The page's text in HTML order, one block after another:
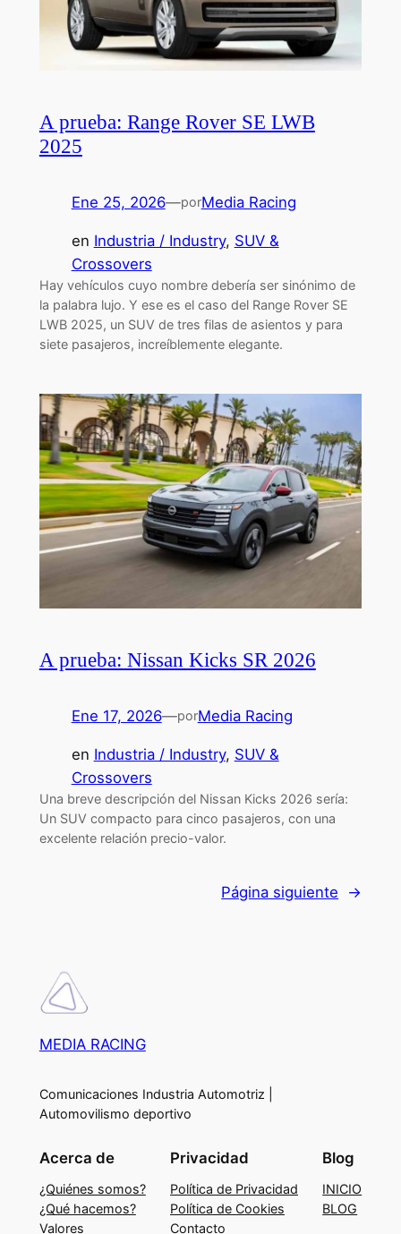
A prueba: Range Rover SE LWB
2025
Ene 25, 2026—porMedia Racing
en Industria / Industry, SUV &
Crossovers
Hay vehículos cuyo nombre debería ser sinónimo de
la palabra lujo. Y ese es el caso del Range Rover SE
LWB 2025, un SUV de tres filas de asientos y para
siete pasajeros, increíblemente elegante.
A prueba: Nissan Kicks SR 2026
Ene 17, 2026—porMedia Racing
en Industria / Industry, SUV &
Crossovers
Una breve descripción del Nissan Kicks 2026 sería:
Un SUV compacto para cinco pasajeros, con una
excelente relación precio-valor.
Página siguiente →
MEDIA RACING
Comunicaciones Industria Automotriz |
Automovilismo deportivo
Acerca de
¿Quiénes somos?
¿Qué hacemos?
Valores
Privacidad
Política de Privacidad
Política de Cookies
Contacto
Blog
INICIO
BLOG